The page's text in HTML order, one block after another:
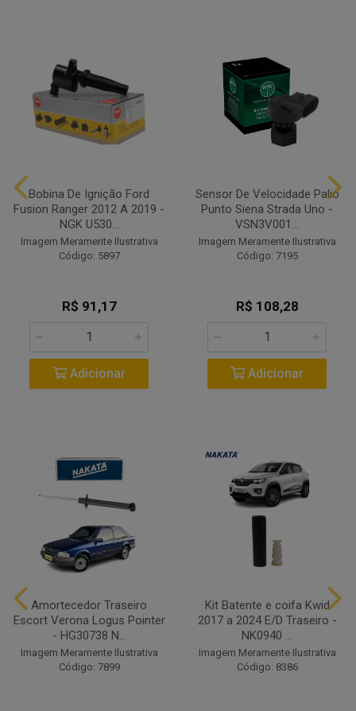
Bobina De Ignição Ford
Fusion Ranger 2012 A 2019 -
NGK U530...
Imagem Meramente Ilustrativa
Código: 5897
R$ 91,17
Adicionar
Sensor De Velocidade Palio
Punto Siena Strada Uno -
VSN3V001...
Imagem Meramente Ilustrativa
Código: 7195
R$ 108,28
Adicionar
Amortecedor Traseiro
Escort Verona Logus Pointer
- HG30738 N...
Imagem Meramente Ilustrativa
Código: 7899
Kit Batente e coifa Kwid
2017 a 2024 E/D Traseiro -
NK0940 ...
Imagem Meramente Ilustrativa
Código: 8386